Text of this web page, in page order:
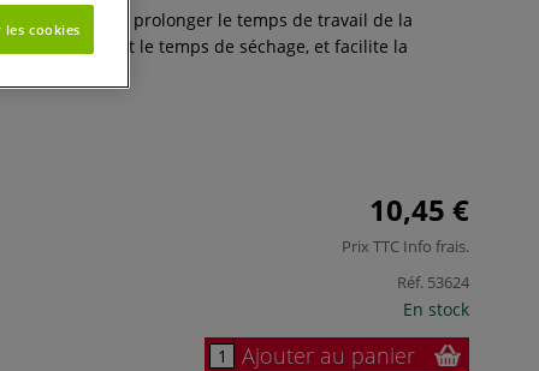
permet de prolonger le temps de travail de la
en augmentant le temps de séchage, et facilite la
10,45 €
Prix TTC Info frais.
Réf. 53624
En stock
Ajouter au panier
cookies